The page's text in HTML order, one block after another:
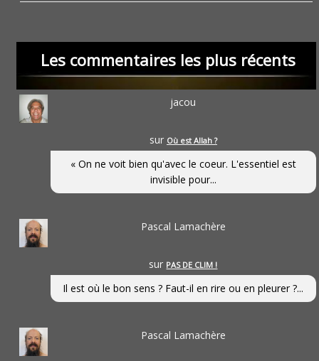
Les commentaires les plus récents
jacou
sur Où est Allah ?
« On ne voit bien qu'avec le coeur. L'essentiel est
invisible pour...
Pascal Lamachère
sur PAS DE CLIM !
Il est où le bon sens ? Faut-il en rire ou en pleurer ?...
Pascal Lamachère